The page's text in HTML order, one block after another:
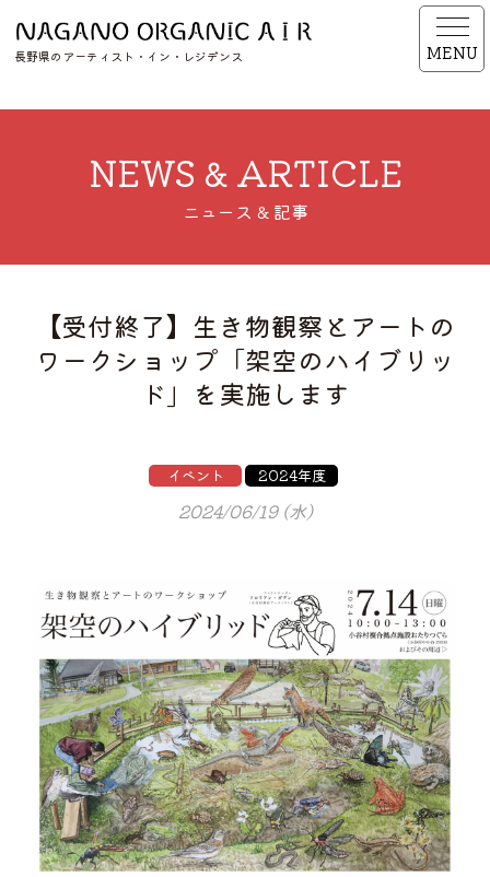
長野県のアーティスト・イン・レジデンス MENU
NEWS & ARTICLE
ニュース & 記事
【受付終了】生き物観察とアートの
ワークショップ「架空のハイブリッ
ド」を実施します
イベント 2024年度
2024/06/19 (水)